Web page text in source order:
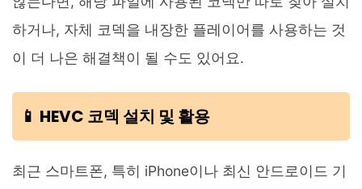
하거나, 자체 코덱을 내장한 플레이어를 사용하는 것
이 더 나은 해결책이 될 수도 있어요.
📱 HEVC 코덱 설치 및 활용
최근 스마트폰, 특히 iPhone이나 최신 안드로이드 기